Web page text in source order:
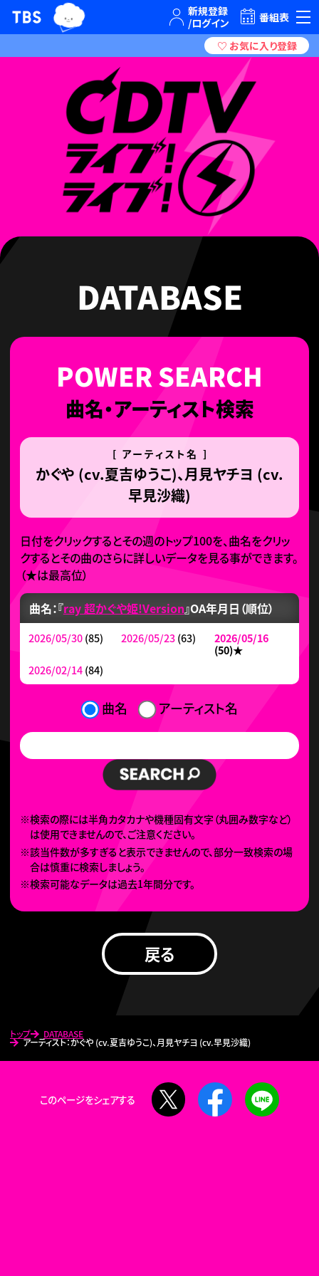
TBSテレビ｜ときめくときを。
TBSグループキャラクター『ワクティ』番組表
トップ DATABASE
アーティスト：かぐや (cv.夏吉ゆうこ)、月見ヤチヨ (cv.早見沙織)
DATABASE
曲名・アーティスト検索
[ アーティスト名 ]
かぐや (cv.夏吉ゆうこ)、月見ヤチヨ (cv.
早見沙織)
日付をクリックするとその週のトップ100を、曲名をクリッ
クするとその曲のさらに詳しいデータを見る事ができます。
（★は最高位）
曲名：『ray 超かぐや姫!Version』OA年月日（順位）
2026/05/30(85) 2026/05/23(63)
2026/05/16
(50)★
2026/02/14(84)
曲名 アーティスト名
※検索の際には半角カタカナや機種固有文字（丸囲み数字など）
は使用できませんので、ご注意ください。
※該当件数が多すぎると表示できませんので、部分一致検索の場
合は慎重に検索しましょう。
※検索可能なデータは過去1年間分です。
戻る
このページをシェアする
Facebook